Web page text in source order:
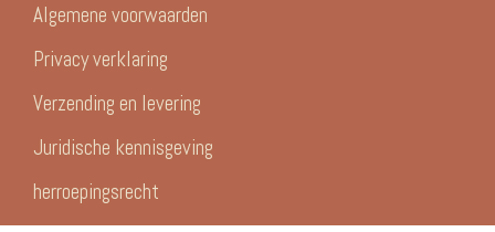
Algemene voorwaarden
Privacy verklaring
Verzending en levering
Juridische kennisgeving
herroepingsrecht